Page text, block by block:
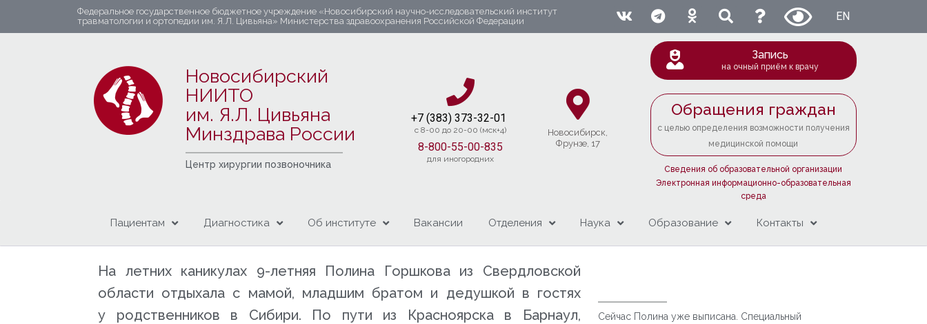
Федеральное государственное бюджетное учреждение «Новосибирский научно-исследовательский институт
травматологии и ортопедии им. Я.Л. Цивьяна» Министерства здравоохранения Российской Федерации
EN
Новосибирский
НИИТО
им. Я.Л. Цивьяна
Минздрава России
Центр хирургии позвоночника
+7 (383) 373-32-01​
c 8-00 до 20-00 (мск+4)
8-800-55-00-835
для иногородних
Новосибирcк,
Фрунзе, 17
Запись
на очный приём к врачу
Обращения граждан
с целью определения возможности получения
медицинской помощи
Сведения об образовательной организации
Электронная информационно-образовательная
среда
Пациентам Диагностика Об институте Вакансии Отделения Наука Образование Контакты
На летних каникулах 9-летняя Полина Горшкова из Свердловской
области отдыхала с мамой, младшим братом и дедушкой в гостях
у родственников в Сибири. По пути из Красноярска в Барнаул,
Сейчас Полина уже выписана. Специальный